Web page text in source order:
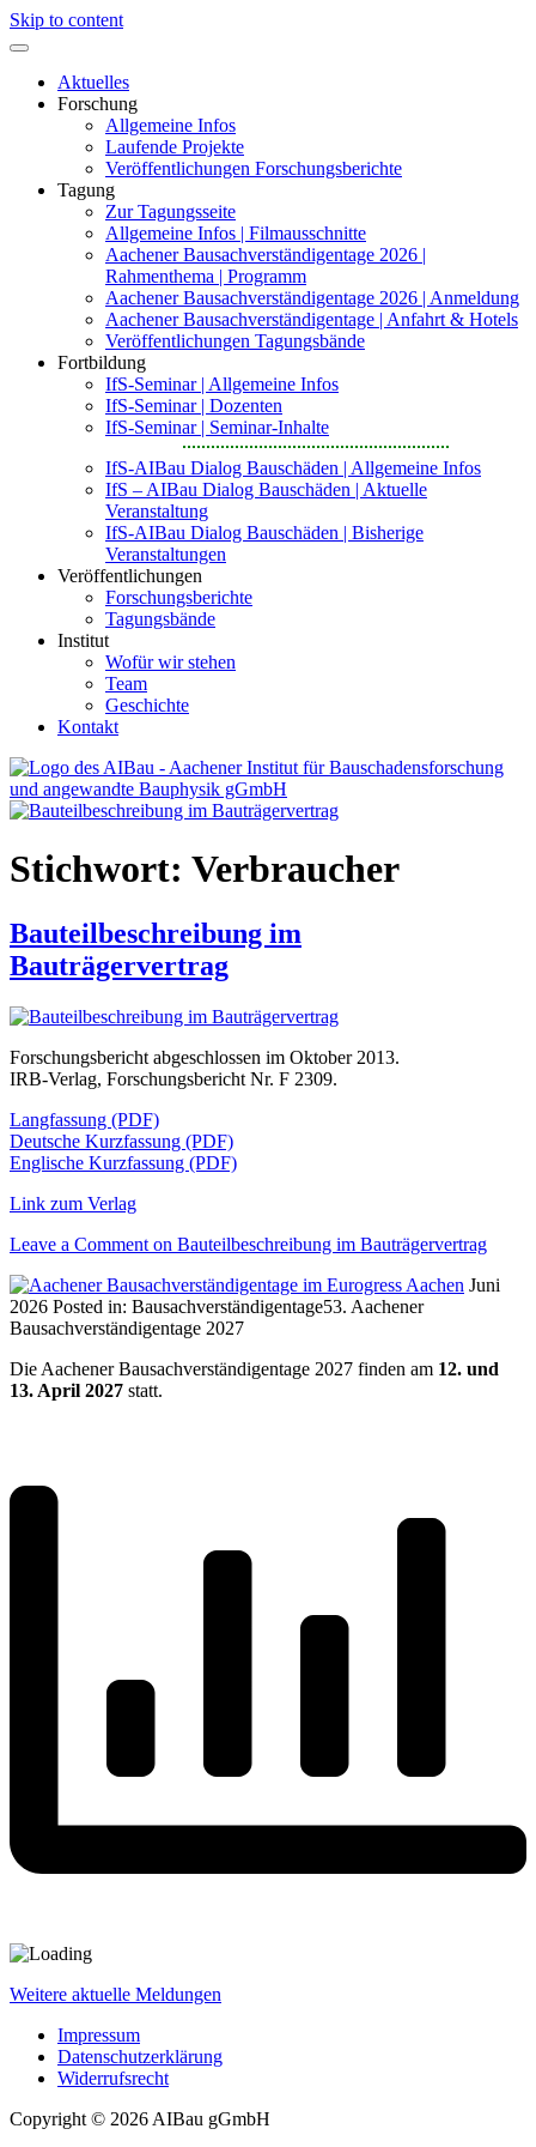
Skip to content
Aktuelles
Forschung
Allgemeine Infos
Laufende Projekte
Veröffentlichungen Forschungsberichte
Tagung
Zur Tagungsseite
Allgemeine Infos | Filmausschnitte
Aachener Bausachverständigentage 2026 |
Rahmenthema | Programm
Aachener Bausachverständigentage 2026 | Anmeldung
Aachener Bausachverständigentage | Anfahrt & Hotels
Veröffentlichungen Tagungsbände
Fortbildung
IfS-Seminar | Allgemeine Infos
IfS-Seminar | Dozenten
IfS-Seminar | Seminar-Inhalte
IfS-AIBau Dialog Bauschäden | Allgemeine Infos
IfS – AIBau Dialog Bauschäden | Aktuelle
Veranstaltung
IfS-AIBau Dialog Bauschäden | Bisherige
Veranstaltungen
Veröffentlichungen
Forschungsberichte
Tagungsbände
Institut
Wofür wir stehen
Team
Geschichte
Kontakt
angewandte Bauphysik
Stichwort: Verbraucher
Bauteilbeschreibung im
Bauträgervertrag
Forschungsbericht abgeschlossen im Oktober 2013.
IRB-Verlag, Forschungsbericht Nr. F 2309.
Langfassung (PDF)
Deutsche Kurzfassung (PDF)
Englische Kurzfassung (PDF)
Link zum Verlag
Leave a Comment on Bauteilbeschreibung im Bauträgervertrag
Juni
2026 Posted in: Bausachverständigentage53. Aachener
Bausachverständigentage 2027
Die Aachener Bausachverständigentage 2027 finden am 12. und
13. April 2027 statt.
Weitere aktuelle Meldungen
Impressum
Datenschutzerklärung
Widerrufsrecht
Copyright © 2026 AIBau gGmbH